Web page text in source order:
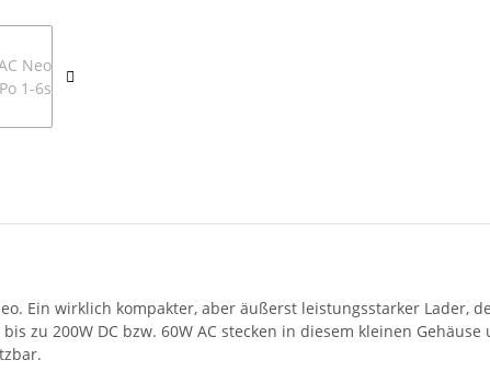
Ein wirklich kompakter, aber äußerst leistungsstarker Lader,
zu 200W DC bzw. 60W AC stecken in diesem kleinen